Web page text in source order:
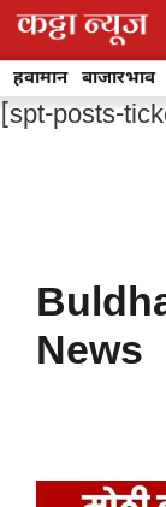
Skip
content
हवामान बाजारभाव
[spt-posts-
News